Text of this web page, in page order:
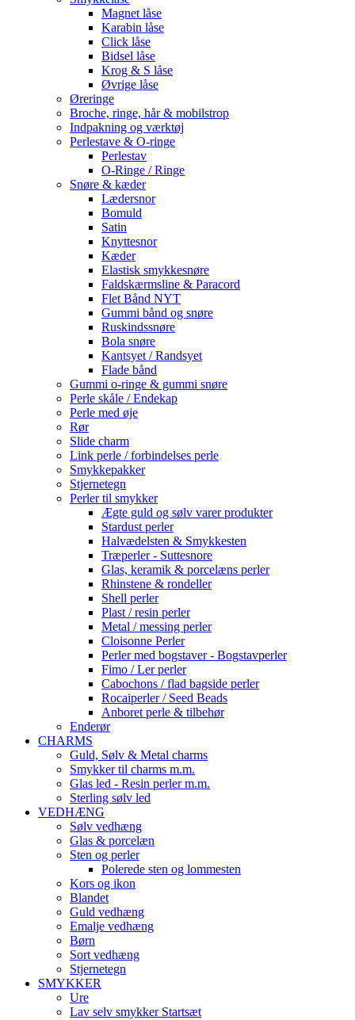
Magnet låse
Karabin låse
Click låse
Bidsel låse
Krog & S låse
Øvrige låse
Øreringe
Broche, ringe, hår & mobilstrop
Indpakning og værktøj
Perlestave & O-ringe
Perlestav
O-Ringe / Ringe
Snøre & kæder
Lædersnor
Bomuld
Satin
Knyttesnor
Kæder
Elastisk smykkesnøre
Faldskærmsline & Paracord
Flet Bånd NYT
Gummi bånd og snøre
Ruskindssnøre
Bola snøre
Kantsyet / Randsyet
Flade bånd
Gummi o-ringe & gummi snøre
Perle skåle / Endekap
Perle med øje
Rør
Slide charm
Link perle / forbindelses perle
Smykkepakker
Stjernetegn
Perler til smykker
Ægte guld og sølv varer produkter
Stardust perler
Halvædelsten & Smykkesten
Træperler - Suttesnore
Glas, keramik & porcelæns perler
Rhinstene & rondeller
Shell perler
Plast / resin perler
Metal / messing perler
Cloisonne Perler
Perler med bogstaver - Bogstavperler
Fimo / Ler perler
Cabochons / flad bagside perler
Rocaiperler / Seed Beads
Anboret perle & tilbehør
Enderør
CHARMS
Guld, Sølv & Metal charms
Smykker til charms m.m.
Glas led - Resin perler m.m.
Sterling sølv led
VEDHÆNG
Sølv vedhæng
Glas & porcelæn
Sten og perler
Polerede sten og lommesten
Kors og ikon
Blandet
Guld vedhæng
Emalje vedhæng
Børn
Sort vedhæng
Stjernetegn
SMYKKER
Ure
Lav selv smykker Startsæt